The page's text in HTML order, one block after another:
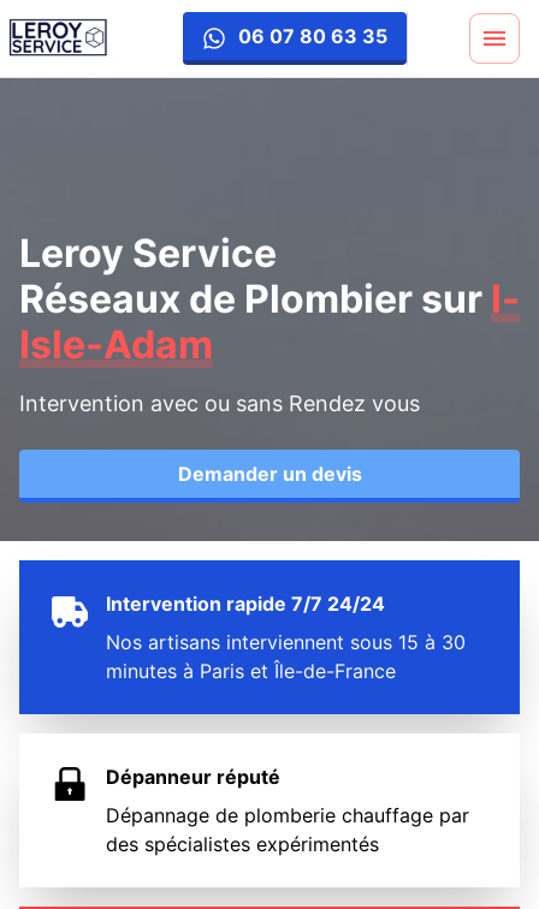
06 07 80 63 35
Leroy Service
Réseaux de Plombier sur l-
Isle-Adam
Intervention avec ou sans Rendez vous
Demander un devis
Intervention rapide 7/7 24/24
Nos artisans interviennent sous 15 à 30
minutes à Paris et Île-de-France
Dépanneur réputé
Dépannage de plomberie chauffage par
des spécialistes expérimentés